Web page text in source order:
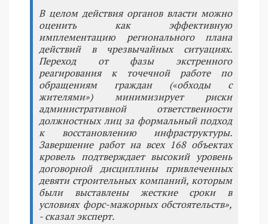
В целом действия органов власти можно
оценить как эффективную
имплементацию регионального плана
действий в чрезвычайных ситуациях.
Переход от фазы экстренного
реагирования к точечной работе по
обращениям граждан («обходы с
жителями») минимизирует риски
административной ответственности
должностных лиц за формальный подход
к восстановлению инфраструктуры.
Завершение работ на всех 168 объектах
кровель подтверждает высокий уровень
договорной дисциплины привлеченных
девяти строительных компаний, которым
были выставлены жесткие сроки в
условиях форс-мажорных обстоятельств»,
- сказал эксперт.